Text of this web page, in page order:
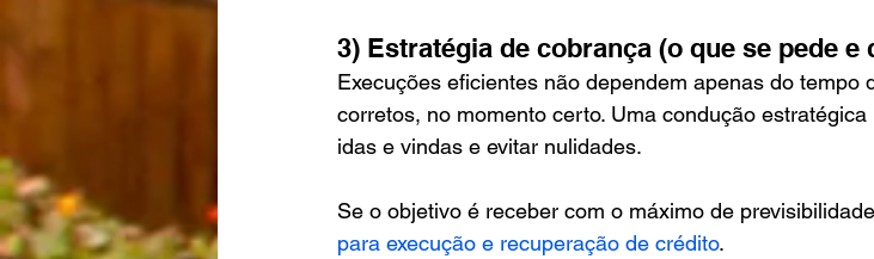
3) Estratégia de cobrança (o que se pede e
Execuções eficientes não dependem apenas do tempo
corretos, no momento certo. Uma condução
idas e vindas e evitar nulidades.
Se o objetivo é receber com o máximo de
para execução e recuperação de crédito.